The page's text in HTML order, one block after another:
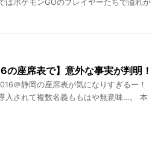
はポケモンGOのプレイヤーたちで溢れか
座席表で】意外な事実が判明！
＠静岡の座席表が気になりすぎるー！
入されて複数名義ももはや無意味…。 本